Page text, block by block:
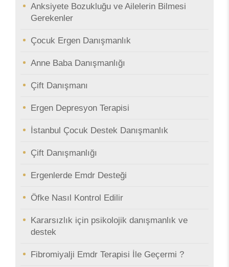
Anksiyete Bozukluğu ve Ailelerin Bilmesi
Gerekenler
Çocuk Ergen Danışmanlık
Anne Baba Danışmanlığı
Çift Danışmanı
Ergen Depresyon Terapisi
İstanbul Çocuk Destek Danışmanlık
Çift Danışmanlığı
Ergenlerde Emdr Desteği
Öfke Nasıl Kontrol Edilir
Kararsızlık için psikolojik danışmanlık ve
destek
Fibromiyalji Emdr Terapisi İle Geçermi ?